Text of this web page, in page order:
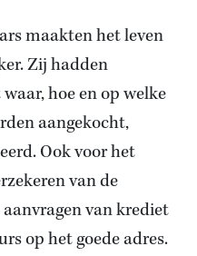
maakten het leven
Zij hadden
hoe en op welke
aangekocht,
Ook voor het
van de
van krediet
op het goede adres.